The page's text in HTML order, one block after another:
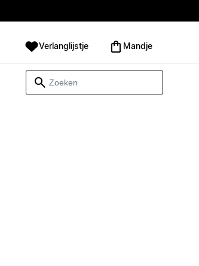
Verlanglijstje Mandje